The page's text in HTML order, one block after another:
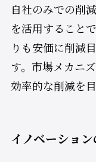
自社のみでの削
を活用すること
りも安価に削減
す。市場メカニ
効率的な削減を目
イノベーショ